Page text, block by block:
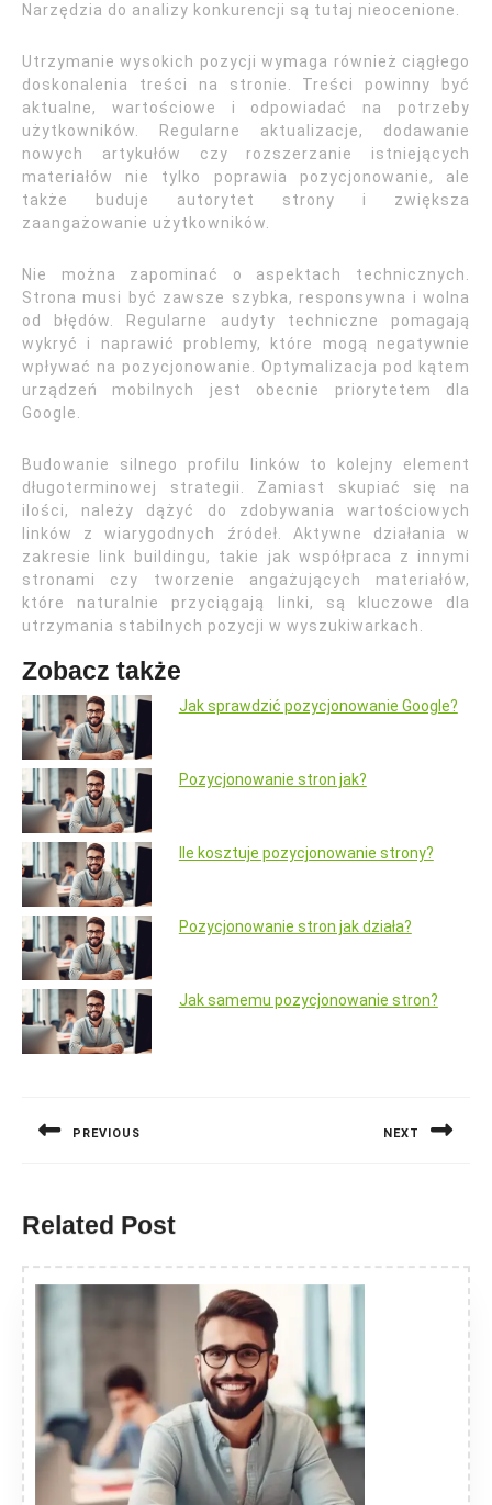
Narzędzia do analizy konkurencji są tutaj nieocenione.
Utrzymanie wysokich pozycji wymaga również ciągłego
doskonalenia treści na stronie. Treści powinny być
aktualne, wartościowe i odpowiadać na potrzeby
użytkowników. Regularne aktualizacje, dodawanie
nowych artykułów czy rozszerzanie istniejących
materiałów nie tylko poprawia pozycjonowanie, ale
także buduje autorytet strony i zwiększa
zaangażowanie użytkowników.
Nie można zapominać o aspektach technicznych.
Strona musi być zawsze szybka, responsywna i wolna
od błędów. Regularne audyty techniczne pomagają
wykryć i naprawić problemy, które mogą negatywnie
wpływać na pozycjonowanie. Optymalizacja pod kątem
urządzeń mobilnych jest obecnie priorytetem dla
Google.
Budowanie silnego profilu linków to kolejny element
długoterminowej strategii. Zamiast skupiać się na
ilości, należy dążyć do zdobywania wartościowych
linków z wiarygodnych źródeł. Aktywne działania w
zakresie link buildingu, takie jak współpraca z innymi
stronami czy tworzenie angażujących materiałów,
które naturalnie przyciągają linki, są kluczowe dla
utrzymania stabilnych pozycji w wyszukiwarkach.
Zobacz także
Jak sprawdzić pozycjonowanie Google?
Pozycjonowanie stron jak?
Ile kosztuje pozycjonowanie strony?
Pozycjonowanie stron jak działa?
Jak samemu pozycjonowanie stron?
PREVIOUS NEXT
Related Post